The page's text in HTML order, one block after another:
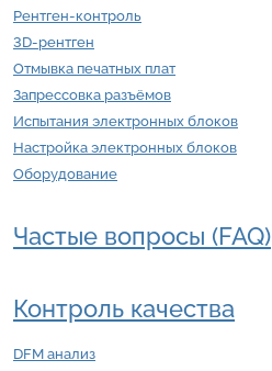
Рентген-контроль
3D-рентген
Отмывка печатных плат
Запрессовка разъёмов
Испытания электронных блоков
Настройка электронных блоков
Оборудование
Частые вопросы (FAQ)
Контроль качества
DFM анализ